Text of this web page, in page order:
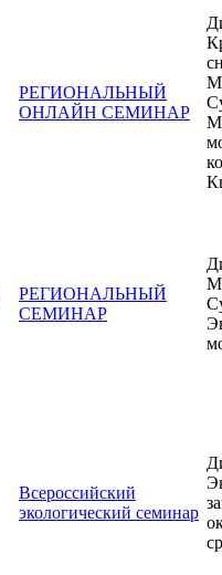
РЕГИОНАЛЬНЫЙ
ОНЛАЙН СЕМИНАР
РЕГИОНАЛЬНЫЙ
СЕМИНАР
Всероссийский
экологический семинар